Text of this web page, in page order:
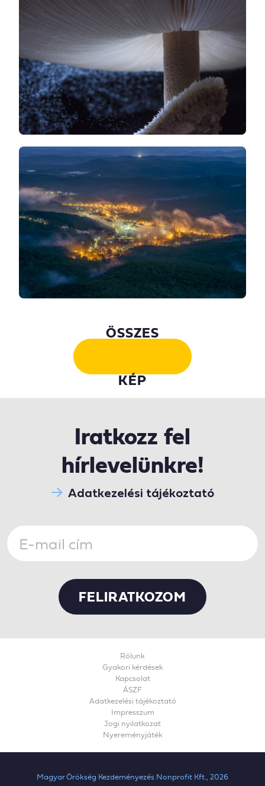
ÖSSZES
KÉP
Iratkozz fel
hírlevelünkre!
Adatkezelési tájékoztató
Magyar Örökség Kezdeményezés Nonprofit Kft., 2026
Rólunk
Gyakori kérdések
Kapcsolat
ÁSZF
Adatkezelési tájékoztató
Impresszum
Jogi nyilatkozat
Nyereményjáték